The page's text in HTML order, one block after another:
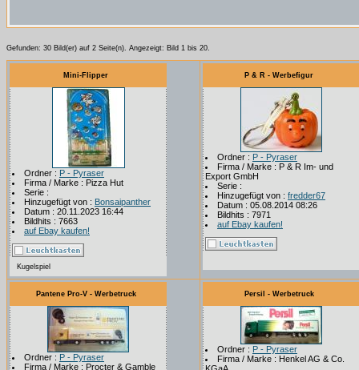
Gefunden: 30 Bild(er) auf 2 Seite(n). Angezeigt: Bild 1 bis 20.
Mini-Flipper
Ordner : P - Pyraser
Firma / Marke : Pizza Hut
Serie :
Hinzugefügt von : Bonsaipanther
Datum : 20.11.2023 16:44
Bildhits : 7663
auf Ebay kaufen!
Kugelspiel
P & R - Werbefigur
Ordner : P - Pyraser
Firma / Marke : P & R Im- und
Export GmbH
Serie :
Hinzugefügt von : fredder67
Datum : 05.08.2014 08:26
Bildhits : 7971
auf Ebay kaufen!
Pantene Pro-V - Werbetruck
Ordner : P - Pyraser
Firma / Marke : Procter & Gamble
Persil - Werbetruck
Ordner : P - Pyraser
Firma / Marke : Henkel AG & Co.